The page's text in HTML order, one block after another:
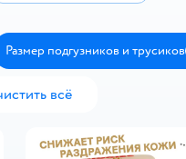
Размер подгузников и трусиков
всё